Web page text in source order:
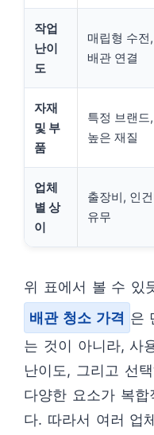
작업
난이
도
매립형 수전
배관 연결
자재
및 부
품
특정 브랜드
높은 재질
업체
별 상
이
출장비, 인
유무
위 표에서 볼 수 있
배관 청소 가격 은
는 것이 아니라, 사
난이도, 그리고 선
다양한 요소가 복합
다. 따라서 여러 업